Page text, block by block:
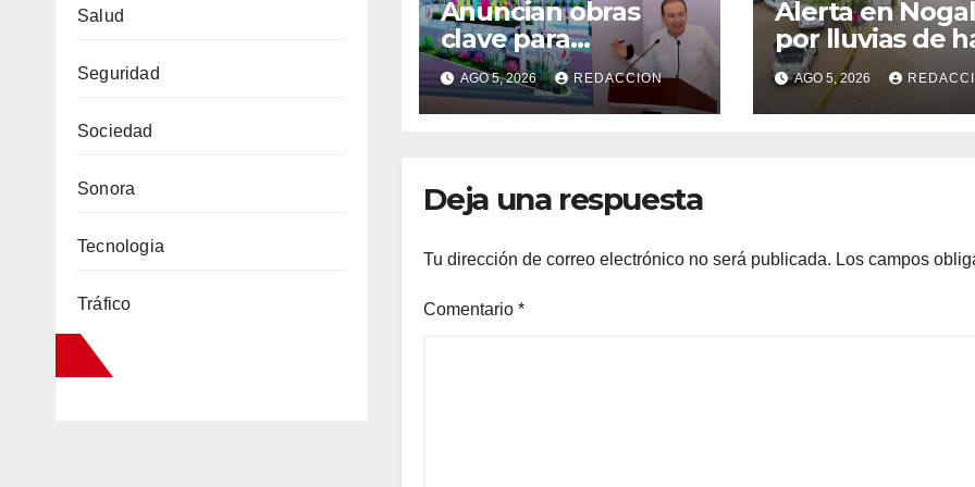
Salud
Seguridad
Sociedad
Sonora
Tecnologia
Tráfico
Anuncian obras
clave para
Guaymas: Más de
1,500 viviendas,
modernización del
AGO 5, 2026 REDACCION
Alerta en
por lluvias de
90%: Identifican
vialidades con
riesgo de
AGO 5, 2026
Deja una respuesta
Tu dirección de correo electrónico no será publicada. Los campos
Comentario *